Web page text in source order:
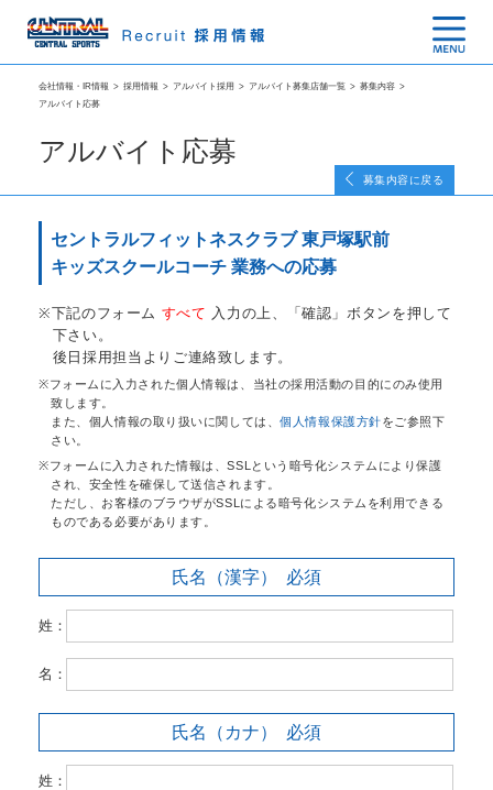
会社情報・IR情報 > 採用情報 > アルバイト採用 > アルバイト募集店舗一覧 > 募集内容 >
アルバイト応募
アルバイト応募
募集内容に戻る
セントラルフィットネスクラブ 東戸塚駅前
キッズスクールコーチ 業務への応募
下記のフォーム すべて 入力の上、「確認」ボタンを押して
下さい。
後日採用担当よりご連絡致します。
フォームに入力された個人情報は、当社の採用活動の目的にのみ使用
致します。
また、個人情報の取り扱いに関しては、個人情報保護方針をご参照下
さい。
フォームに入力された情報は、SSLという暗号化システムにより保護
され、安全性を確保して送信されます。
ただし、お客様のブラウザがSSLによる暗号化システムを利用できる
ものである必要があります。
氏名（漢字） 必須
姓：
名：
氏名（カナ） 必須
姓：